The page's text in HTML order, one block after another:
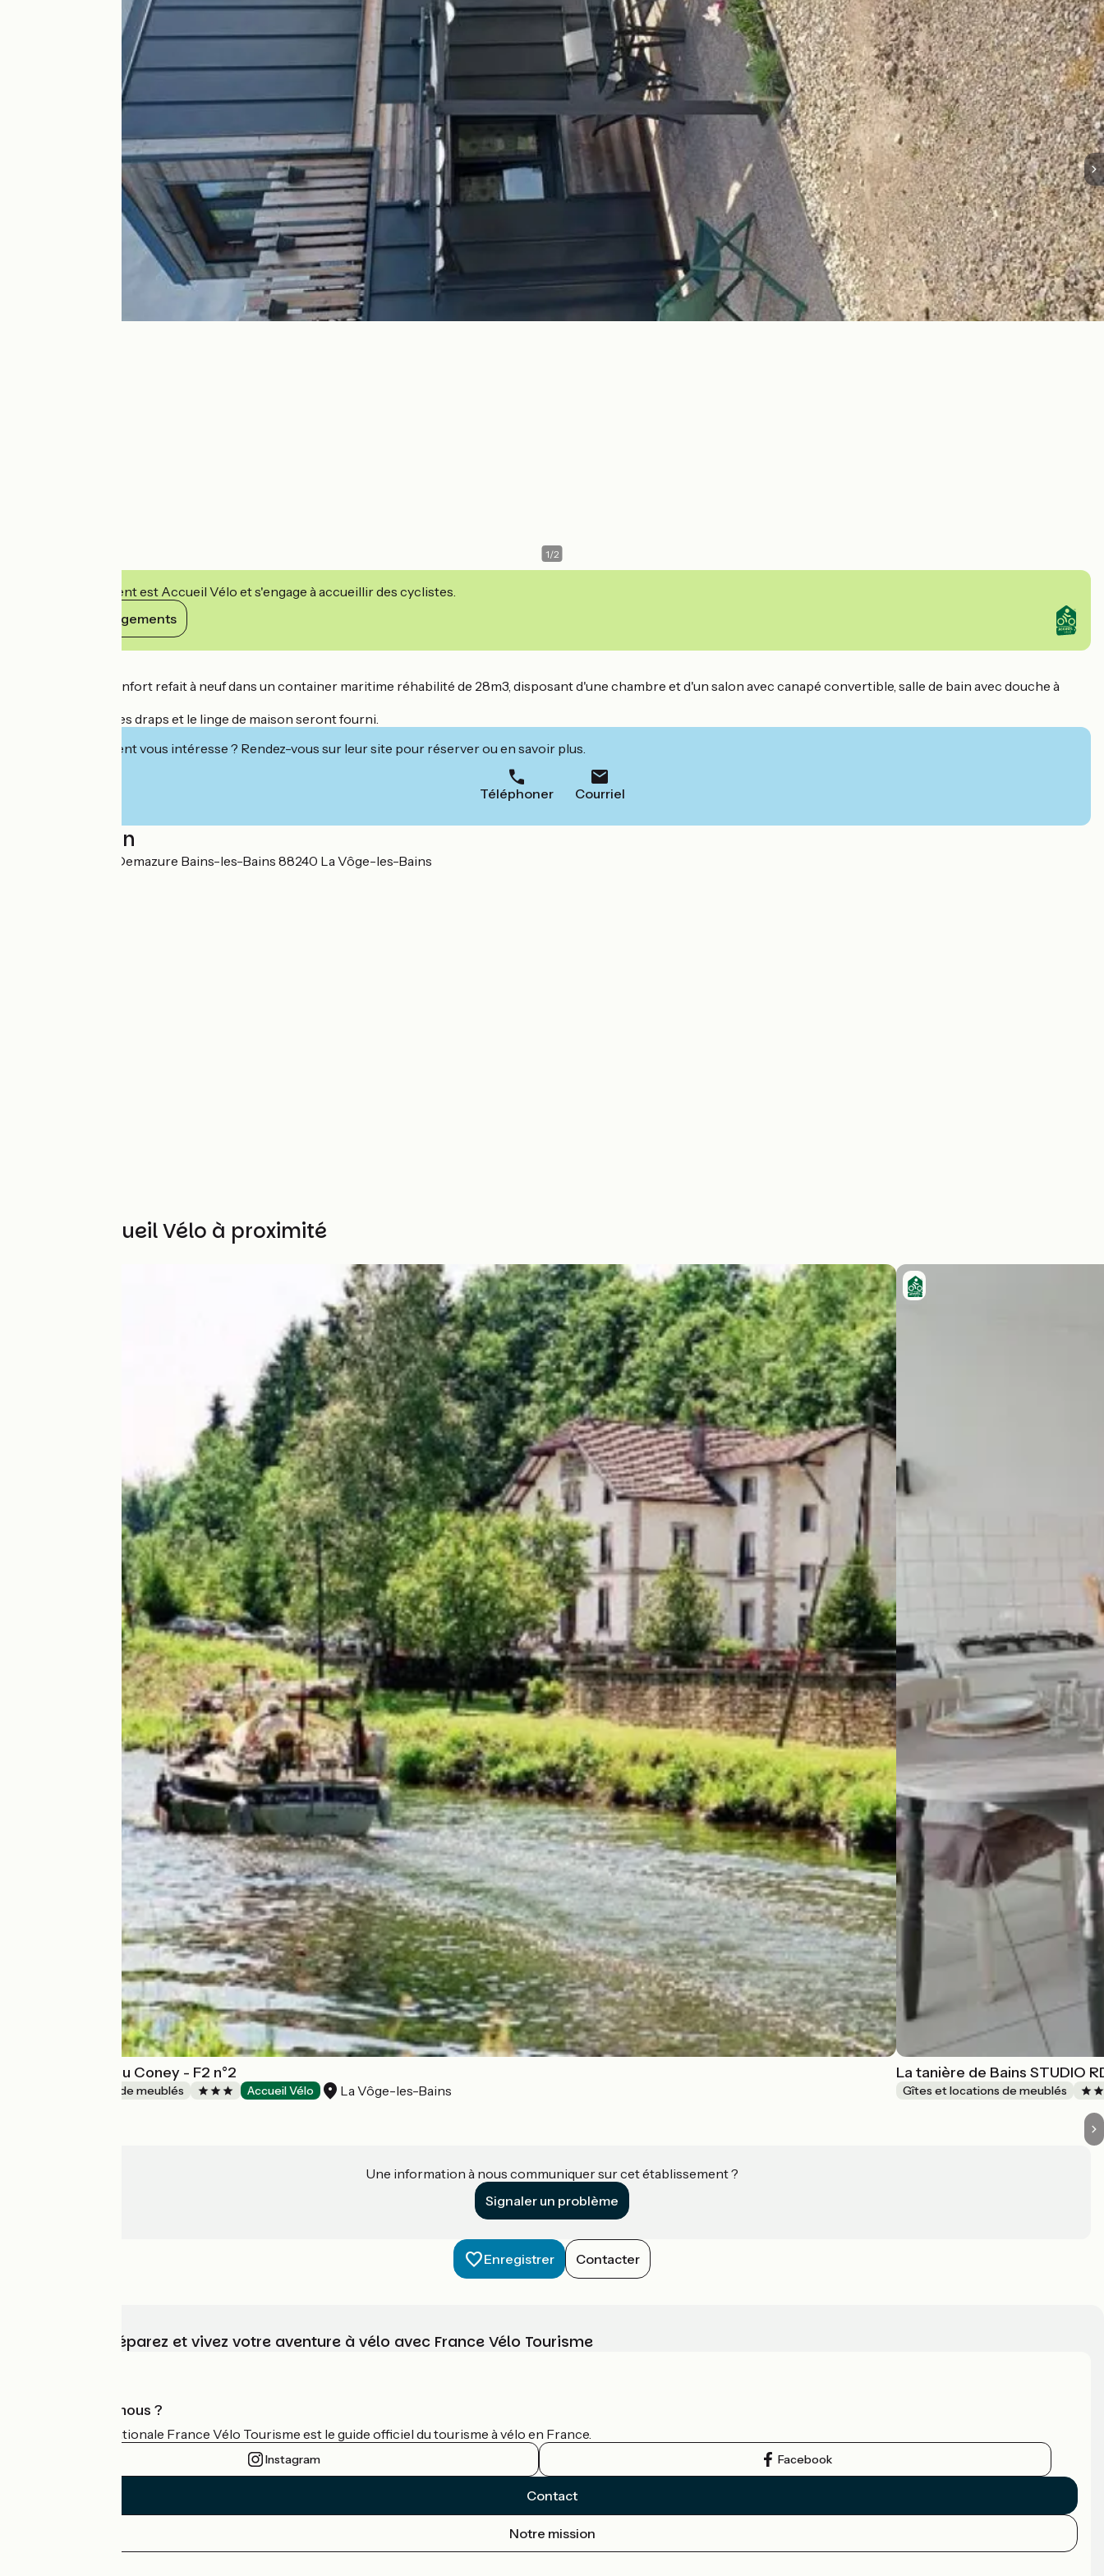
1/2
Cet établissement est Accueil Vélo et s'engage à accueillir des cyclistes.
Voir ses engagements
Logement tout confort refait à neuf dans un container maritime réhabilité de 28m3, disposant d'une chambre et d'un salon avec canapé convertible, salle de bain avec douche à
Pour tout séjour les draps et le linge de maison seront fourni.
Cet établissement vous intéresse ? Rendez-vous sur leur site pour réserver ou en savoir plus.
Téléphoner Courriel
Localisation
11 Avenue André Demazure Bains-les-Bains 88240 La Vôge-les-Bains
Autres Accueil Vélo à proximité
Meublé - Pont du Coney - F2 n°2
Gîtes et locations de meublés Accueil Vélo La Vôge-les-Bains
La tanière de Bains STUDIO
Gîtes et locations de meublés
Une information à nous communiquer sur cet établissement ?
Signaler un problème
Enregistrer Contacter
Choisissez, préparez et vivez votre aventure à vélo avec France Vélo Tourisme
Qui sommes-nous ?
L'association nationale France Vélo Tourisme est le guide officiel du tourisme à vélo en France.
Instagram Facebook
Contact
Notre mission